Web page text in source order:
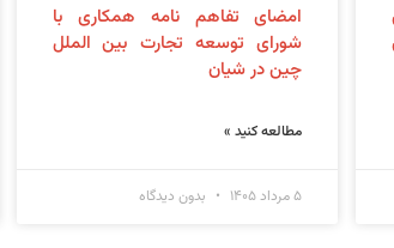
امضای تفاهم نامه همکاری با
شورای توسعه تجارت بین الملل
چین در شیان
مطالعه کنید »
۵ مرداد ۱۴۰۵ بدون دیدگاه